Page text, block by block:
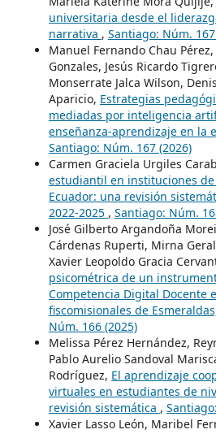
universitaria desde el
narrativa , Santiago: Núm.
Manuel Fernando Chau
Gonzales, Jesús Ricardo
Monserrate Jalca Wilson,
Aparicio, Estrategias
mediadas por inteligencia
enseñanza-aprendizaje en la
Santiago: Núm. 167 (2026)
Carmen Graciela Urgiles
estudiantil en instituciones
Ecuador: una revisión
2022-2025 , Santiago: Núm.
José Gilberto Argandoña
Cárdenas Ruperti, Mirna
Xavier Leopoldo Gracia
psicométrica de un
Competencia Digital Docente
fiscomisionales de
Núm. 166 (2025)
Melissa Pérez Hernández,
Pablo Aurelio Sandoval
Rodríguez, El aprendizaje
virtuales en estudiantes de
revisión sistemática ,
Xavier Lasso León, Maribel